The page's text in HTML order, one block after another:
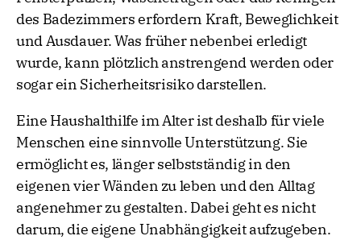
des Badezimmers erfordern Kraft, Beweglichkeit
und Ausdauer. Was früher nebenbei erledigt
wurde, kann plötzlich anstrengend werden oder
sogar ein Sicherheitsrisiko darstellen.
Eine Haushalthilfe im Alter ist deshalb für viele
Menschen eine sinnvolle Unterstützung. Sie
ermöglicht es, länger selbstständig in den
eigenen vier Wänden zu leben und den Alltag
angenehmer zu gestalten. Dabei geht es nicht
darum, die eigene Unabhängigkeit aufzugeben.